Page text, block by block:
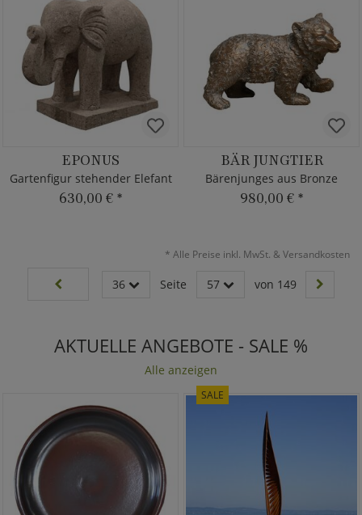
EPONUS
Gartenfigur stehender Elefant
630,00 € *
BÄR JUNGTIER
Bärenjunges aus Bronze
980,00 € *
* Alle Preise inkl. MwSt. & Versandkosten
36 Seite 57 von 149
AKTUELLE ANGEBOTE - SALE %
Alle anzeigen
SALE